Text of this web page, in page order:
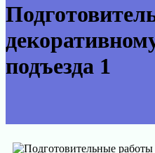
подъезда 1